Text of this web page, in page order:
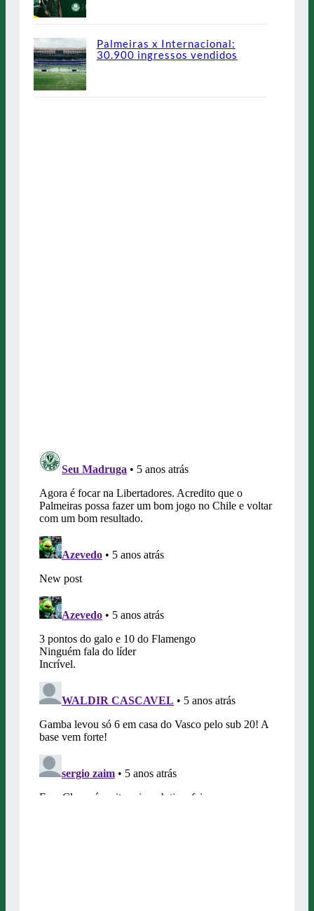
Palmeiras x Internacional:
30.900 ingressos vendidos